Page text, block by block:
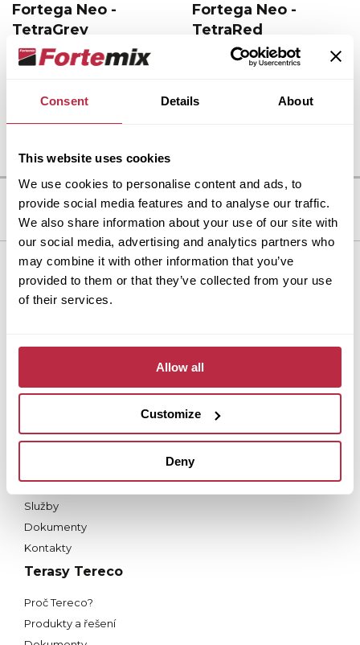
Consent Details About
This website uses cookies
We use cookies to personalise content and ads, to
provide social media features and to analyse our traffic.
We also share information about your use of our site with
our social media, advertising and analytics partners who
may combine it with other information that you’ve
provided to them or that they’ve collected from your use
of their services.
Allow all
Customize
Deny
Fortega Neo -
TetraGrey
Detail produktu
Fortega Neo -
TetraRed
Detail produktu
Dlažba Fortelock
Proč Fortelock?
Služby
Dokumenty
Střecha Fortega
Produkty
Služby
Dokumenty
Kontakty
Terasy Tereco
Proč Tereco?
Produkty a řešení